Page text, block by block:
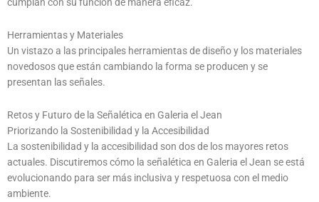
Herramientas y Materiales
Un vistazo a las principales herramientas de diseño y los materiales
novedosos que están cambiando la forma se producen y se
presentan las señales.
Retos y Futuro de la Señalética en Galeria el Jean
Priorizando la Sostenibilidad y la Accesibilidad
La sostenibilidad y la accesibilidad son dos de los mayores retos
actuales. Discutiremos cómo la señalética en Galeria el Jean se está
evolucionando para ser más inclusiva y respetuosa con el medio
ambiente.